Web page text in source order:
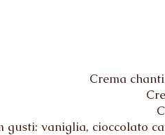
Crema
gusti: vaniglia, cioccolato